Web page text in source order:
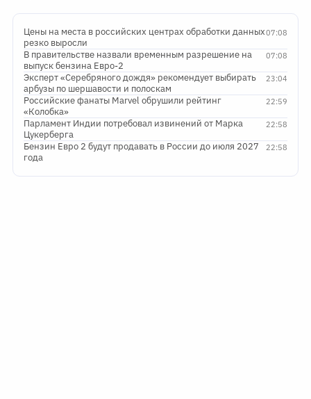
07:08
Цены на места в российских центрах обработки данных
резко выросли
07:08
В правительстве назвали временным разрешение на
выпуск бензина Евро-2
23:04
Эксперт «Серебряного дождя» рекомендует выбирать
арбузы по шершавости и полоскам
22:59
Российские фанаты Marvel обрушили рейтинг
«Колобка»
22:58
Парламент Индии потребовал извинений от Марка
Цукерберга
22:58
Бензин Евро 2 будут продавать в России до июля 2027
года